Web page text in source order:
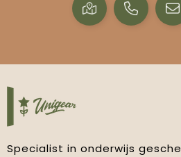
Specialist in onderwijs